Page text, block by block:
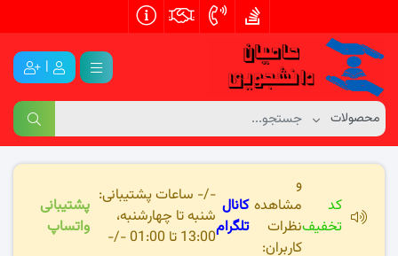
|
کد
تخفیف
و
مشاهده
نظرات
کاربران:
کانال
تلگرام
-/- ساعات پشتیبانی:
شنبه تا چهارشنبه،
13:00 تا 01:00 -/-
پشتیبانی
واتساپ